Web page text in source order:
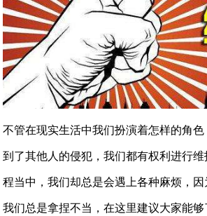
不管在现实生活中我们扮演着怎样的角
到了其他人的侵犯，我们都有权利进行
程当中，我们却总是会遇上各种麻烦，
我们总是拿捏不当，在这里建议大家能